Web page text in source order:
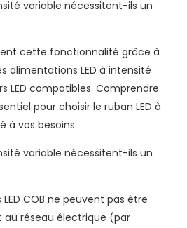
cette fonctionnalité grâce à
alimentations LED à intensité
LED compatibles. Comprendre
pour choisir le ruban LED à
à vos besoins.
COB ne peuvent pas être
réseau électrique (par